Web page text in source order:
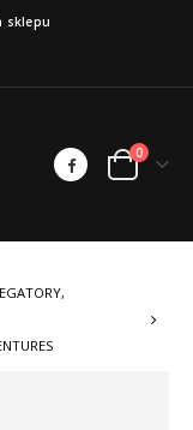
sklepu
0
,